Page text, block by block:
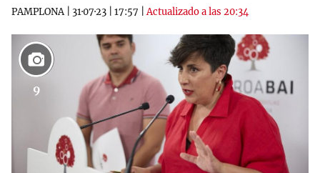
PAMPLONA| 31·07·23 17:57 |Actualizado a las 20:34
9